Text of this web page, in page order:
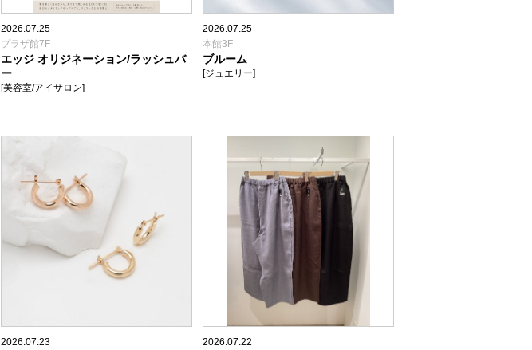
2026.07.25
プラザ館7F
エッジ オリジネーション/ラッシュバ
ー
[美容室/アイサロン]
2026.07.25
本館3F
ブルーム
[ジュエリー]
2026.07.23
2026.07.22